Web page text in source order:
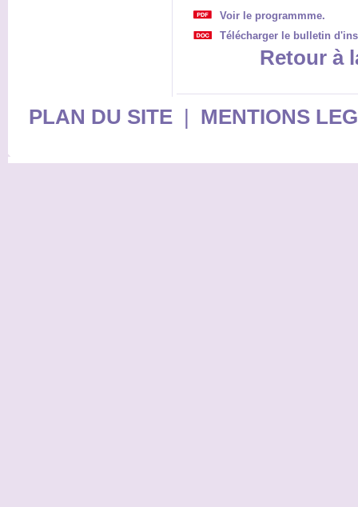
Voir le programmme.
Télécharger le bulletin
Retour à
PLAN DU SITE| MENTIONS